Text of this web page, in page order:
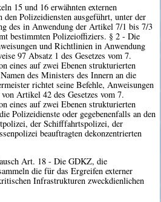
15 und 16 erwähnten externen
den Polizeidiensten ausgeführt, unter der
des in Anwendung der Artikel 7/1 bis 7/3
bestimmten Polizeioffiziers. § 2 - Die
und Richtlinien in Anwendung
97 Absatz 1 des Gesetzes vom 7.
eines auf zwei Ebenen strukturierten
des Ministers des Innern an die
richtet seine Befehle, Anweisungen
Artikel 42 des Gesetzes vom 7.
eines auf zwei Ebenen strukturierten
Polizeidienste oder gegebenenfalls an den
der Schifffahrtspolizei, der
beauftragten dekonzentrierten
Art. 18 - Die GDKZ, die
die für das Ergreifen externer
Infrastrukturen zweckdienlichen